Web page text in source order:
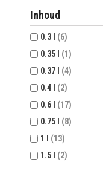
Inhoud
0.3 l (6)
0.35 l (1)
0.37 l (4)
0.4 l (2)
0.6 l (17)
0.75 l (8)
1 l (13)
1.5 l (2)